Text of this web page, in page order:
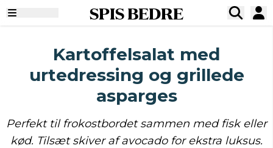
SPIS BEDRE
Kartoffelsalat med
urtedressing og grillede
asparges
Perfekt til frokostbordet sammen med fisk eller
kød. Tilsæt skiver af avocado for ekstra luksus.